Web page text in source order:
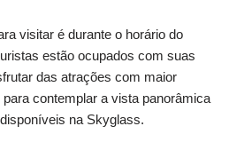
visitar é durante o horário do
estão ocupados com suas
das atrações com maior
contemplar a vista panorâmica
na Skyglass.